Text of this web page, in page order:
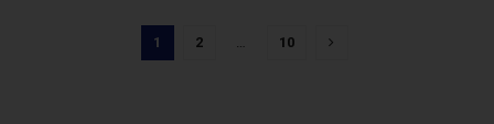
1 2 … 10